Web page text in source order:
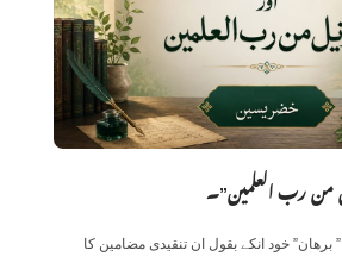
من رب العلمین”۔
خود انکے بقول ان تنقیدی مضامین کا